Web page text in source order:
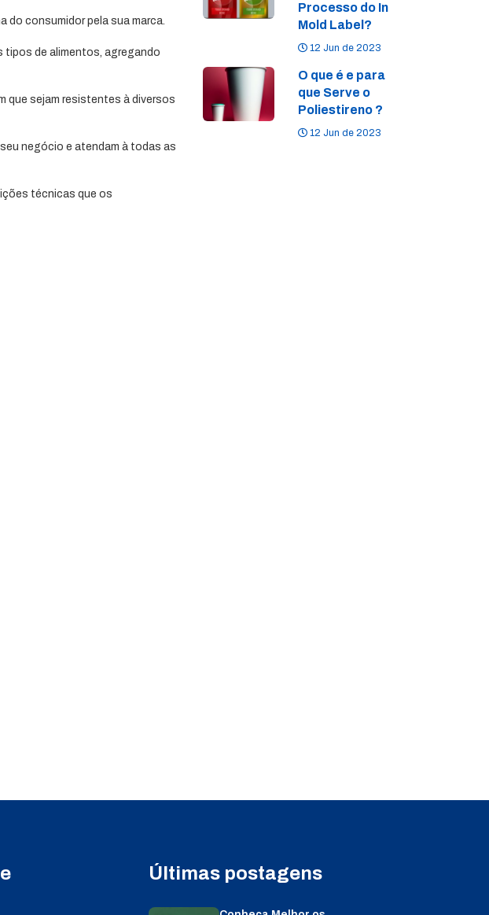
consumidor pela sua marca.
tipos de alimentos, agregando
que sejam resistentes à diversos
negócio e atendam à todas as
técnicas que os
Processo do In
Mold Label?
12 Jun de 2023
O que é e para
que Serve o
Poliestireno ?
12 Jun de 2023
Últimas postagens